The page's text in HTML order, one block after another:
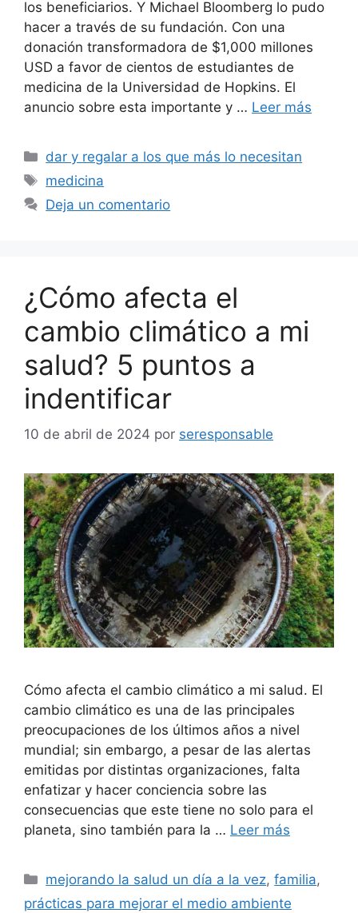
los beneficiarios. Y Michael Bloomberg lo pudo
hacer a través de su fundación. Con una
donación transformadora de $1,000 millones
USD a favor de cientos de estudiantes de
medicina de la Universidad de Hopkins. El
anuncio sobre esta importante y … Leer más
Categorías
dar y regalar a los que más lo necesitan
Etiquetas
medicina
Deja un comentario
¿Cómo afecta el
cambio climático a mi
salud? 5 puntos a
indentificar
10 de abril de 2024 por seresponsable
Cómo afecta el cambio climático a mi salud. El
cambio climático es una de las principales
preocupaciones de los últimos años a nivel
mundial; sin embargo, a pesar de las alertas
emitidas por distintas organizaciones, falta
enfatizar y hacer conciencia sobre las
consecuencias que este tiene no solo para el
planeta, sino también para la … Leer más
Categorías
mejorando la salud un día a la vez,familia,
prácticas para mejorar el medio ambiente